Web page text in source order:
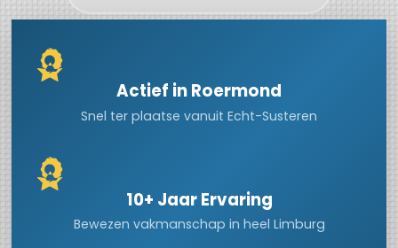
Actief in Roermond
Snel ter plaatse vanuit Echt-Susteren
10+ Jaar Ervaring
Bewezen vakmanschap in heel Limburg